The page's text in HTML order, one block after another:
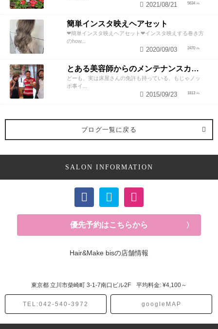
5634
2021/08/21
簡単インスタ映えヘアセット
❤︎簡単インスタ映えヘアセット❤︎インスタ映えする巻き方
のhow...
2470
2020/09/03
とある美容師からのメンテナンスカットのススメ
どーも、実は床屋さんの免許も持っている、もじゃノッ
ポ事イ...
1813
2015/09/23
ブログ一覧に戻る
SALON INFORMATION
優先予約はこちらから
Hair&Make bisの店舗情報
東京都 立川市柴崎町 3-1-7南口ビル2F 平均料金: ¥4,100～
TEL:042-540-3972 googleMAP